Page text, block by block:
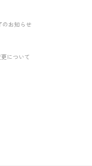
のお知らせ
について